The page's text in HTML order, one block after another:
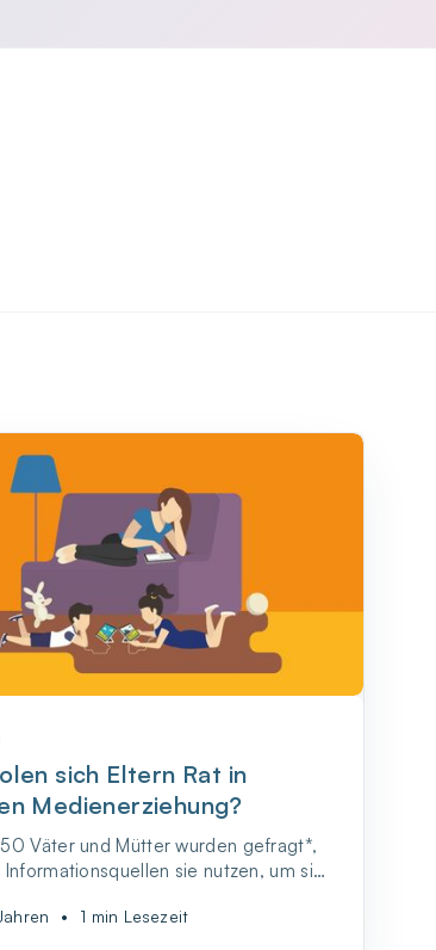
sich Eltern Rat in
Medienerziehung?
Väter und Mütter wurden gefragt*,
sie nutzen, um sich
• 1 min Lesezeit